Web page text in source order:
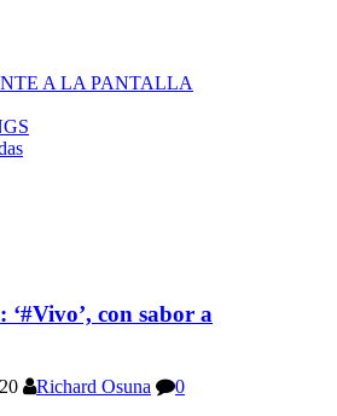
A LA PANTALLA
con sabor a
Richard Osuna
0